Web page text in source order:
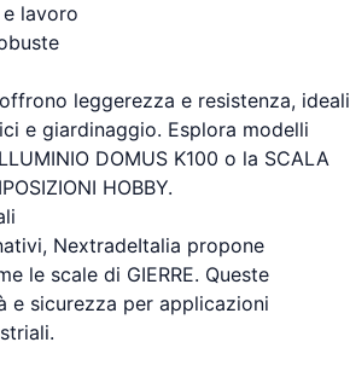
lavoro
leggerezza e resistenza, ideali
e giardinaggio. Esplora modelli
DOMUS K100 o la SCALA
HOBBY.
NextradeItalia propone
le scale di GIERRE. Queste
e sicurezza per applicazioni